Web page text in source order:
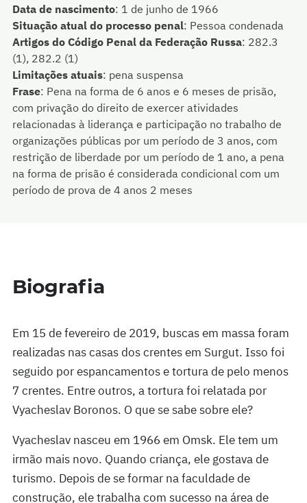
Data de nascimento: 1 de junho de 1966
Situação atual do processo penal: Pessoa condenada
Artigos do Código Penal da Federação Russa: 282.3
(1), 282.2 (1)
Limitações atuais: pena suspensa
Frase: Pena na forma de 6 anos e 6 meses de prisão,
com privação do direito de exercer atividades
relacionadas à liderança e participação no trabalho de
organizações públicas por um período de 3 anos, com
restrição de liberdade por um período de 1 ano, a pena
na forma de prisão é considerada condicional com um
período de prova de 4 anos 2 meses
Biografia
Em 15 de fevereiro de 2019, buscas em massa foram
realizadas nas casas dos crentes em Surgut. Isso foi
seguido por espancamentos e tortura de pelo menos
7 crentes. Entre outros, a tortura foi relatada por
Vyacheslav Boronos. O que se sabe sobre ele?
Vyacheslav nasceu em 1966 em Omsk. Ele tem um
irmão mais novo. Quando criança, ele gostava de
turismo. Depois de se formar na faculdade de
construção, ele trabalha com sucesso na área de